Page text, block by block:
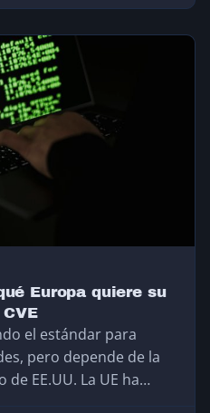
Europa quiere su
el estándar para
pero depende de la
EE.UU. La UE ha